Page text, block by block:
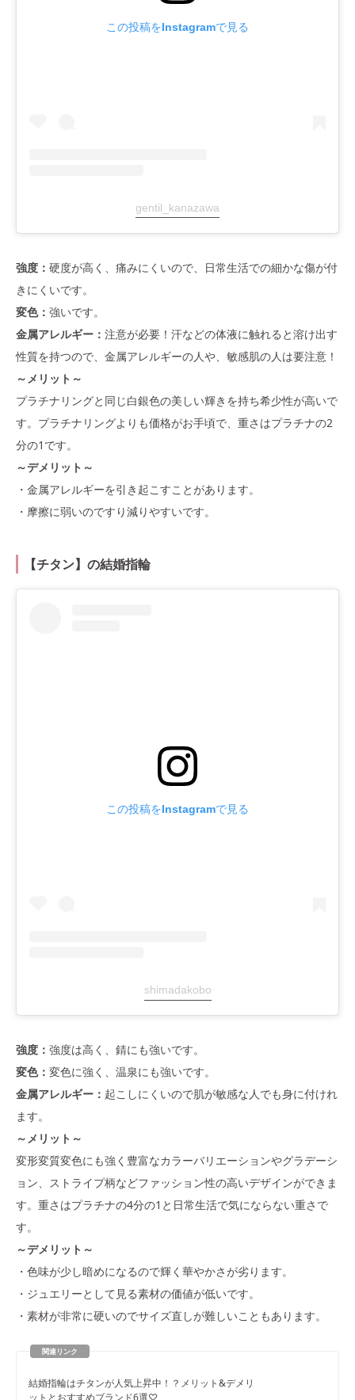
この投稿をInstagramで見る
gentil_kanazawa
強度： 硬度が高く、痛みにくいので、日常生活での細かな傷が付
きにくいです。
変色： 強いです。
金属アレルギー： 注意が必要！汗などの体液に触れると溶け出す
性質を持つので、金属アレルギーの人や、敏感肌の人は要注意！
～メリット～
プラチナリングと同じ白銀色の美しい輝きを持ち希少性が高いで
す。プラチナリングよりも価格がお手頃で、重さはプラチナの2
分の1です。
～デメリット～
・金属アレルギーを引き起こすことがあります。
・摩擦に弱いのですり減りやすいです。
【チタン】の結婚指輪
この投稿をInstagramで見る
shimadakobo
強度： 強度は高く、錆にも強いです。
変色： 変色に強く、温泉にも強いです。
金属アレルギー： 起こしにくいので肌が敏感な人でも身に付けれ
ます。
～メリット～
変形変質変色にも強く豊富なカラーバリエーションやグラデーシ
ョン、ストライプ柄などファッション性の高いデザインができま
す。重さはプラチナの4分の1と日常生活で気にならない重さで
す。
～デメリット～
・色味が少し暗めになるので輝く華やかさが劣ります。
・ジュエリーとして見る素材の価値が低いです。
・素材が非常に硬いのでサイズ直しが難しいこともあります。
結婚指輪はチタンが人気上昇中！？メリット&デメリ